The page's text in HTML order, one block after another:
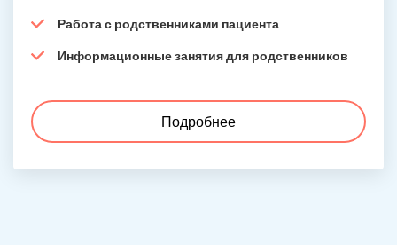
Работа с родственниками пациента
Информационные занятия для родственников
Подробнее